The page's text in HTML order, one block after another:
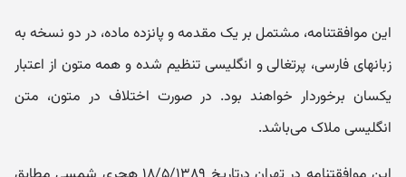
این موافقتنامه، مشتمل بر یک مقدمه و پانزده ماده، در دو نسخه به
زبانهای فارسی، پرتغالی و انگلیسی تنظیم شده و همه متون از اعتبار
یکسان برخوردار خواهند بود. در صورت اختلاف در متون، متن
انگلیسی ملاک می‌باشد.